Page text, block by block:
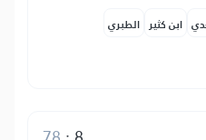
ابن كثير الطبري